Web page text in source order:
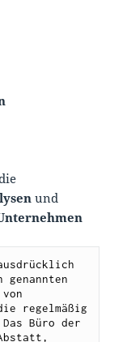
und
regelmäßig
Büro der